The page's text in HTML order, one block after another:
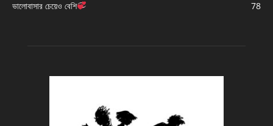
ভালোবাসার চেয়েও বেশি
78